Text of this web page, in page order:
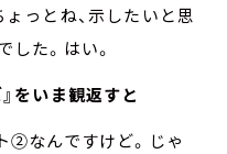
っとね、示したいと思
た。はい。
をいま観返すと
②なんですけど。じゃ